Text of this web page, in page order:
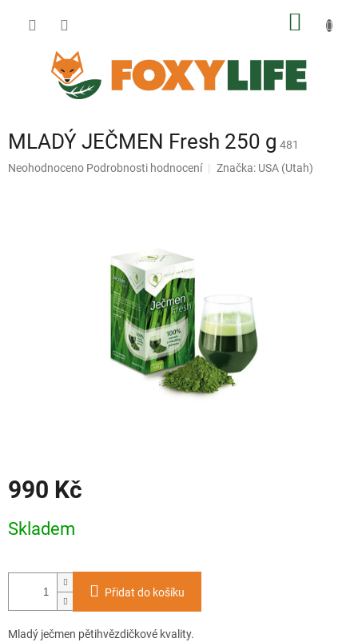
MLADÝ JEČMEN Fresh 250 g 481
Průměrné
Neohodnoceno Podrobnosti hodnocení Značka: USA (Utah)
990 Kč
cena:
Skladem
Přidat do košíku
Mladý ječmen pětihvězdičkové kvality.